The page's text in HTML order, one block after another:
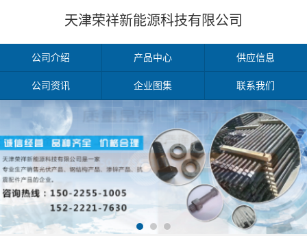
天津荣祥新能源科技有限公司
公司介绍 产品中心 供应信息
公司资讯 企业图集 联系我们